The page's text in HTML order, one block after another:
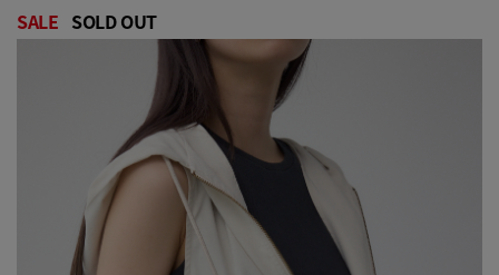
SALE SOLD OUT